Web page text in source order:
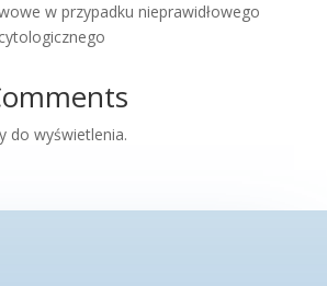
w przypadku nieprawidłowego
do wyświetlenia.